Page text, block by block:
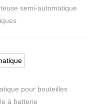
semi-automatique
pour bouteilles
à batterie